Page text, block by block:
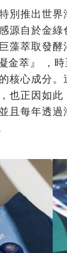
別推出世
源自於金
藻萃取發
金萃』 ，
核心成分
也正因如
且每年透